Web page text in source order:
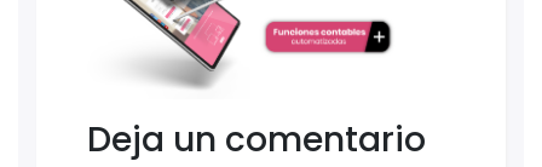
Deja un comentario